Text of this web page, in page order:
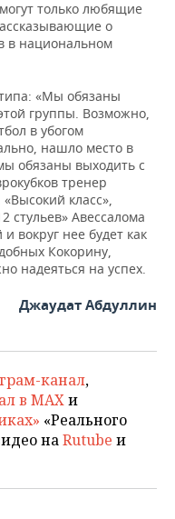
только любящие
о
в национальном
«Мы обязаны
группы. Возможно,
в убогом
нашло место в
обязаны выходить с
тренер
класс»,
стульев» Авессалома
вокруг нее будет как
Кокорину,
надеяться на успех.
Джаудат Абдуллин
канал,
в MAXи
«Реального
наRutube и